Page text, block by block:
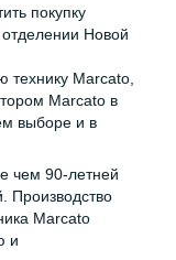
покупку
Новой
технику Marcato,
Marcato в
выборе и в
чем 90-летней
Производство
Marcato
и